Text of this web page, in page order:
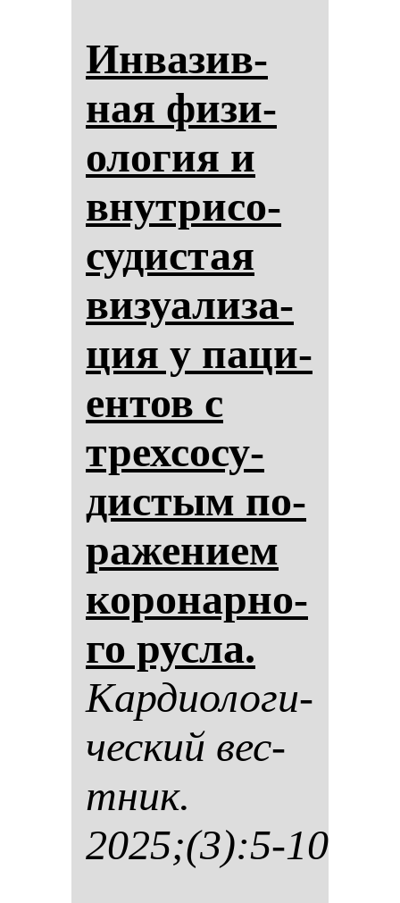
Ин­ва­зив­
ная фи­зи­
оло­гия и
внут­ри­со­
су­дис­тая
ви­зу­али­за­
ция у па­ци­
ен­тов с
трех­со­су­
дис­тым по­
ра­же­ни­ем
ко­ро­нар­но­
го рус­ла.
Кар­ди­оло­ги­
чес­кий вес­
тник.
2025;(3):5-10